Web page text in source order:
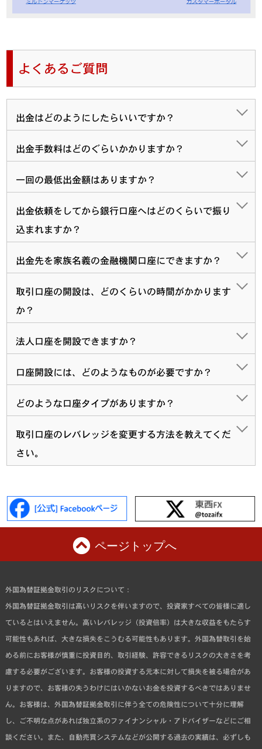
よくあるご質問
出金はどのようにしたらいいですか？
出金手数料はどのぐらいかかりますか？
一回の最低出金額はありますか？
出金依頼をしてから銀行口座へはどのくらいで振り
込まれますか？
出金先を家族名義の金融機関口座にできますか？
取引口座の開設は、どのくらいの時間がかかります
か？
法人口座を開設できますか？
口座開設には、どのようなものが必要ですか？
どのような口座タイプがありますか？
取引口座のレバレッジを変更する方法を教えてくだ
さい。
ページトップへ
外国為替証拠金取引のリスクについて：
外国為替証拠金取引は高いリスクを伴いますので、投資家すべての皆様に適し
ているとはいえません。高いレバレッジ（投資倍率）は大きな収益をもたらす
可能性もあれば、大きな損失をこうむる可能性もあります。外国為替取引を始
める前にお客様が慎重に投資目的、取引経験、許容できるリスクの大きさを考
慮する必要がございます。お客様の投資する元本に対して損失を被る場合があ
りますので、お客様の失うわけにはいかないお金を投資するべきではありませ
ん。お客様は、外国為替証拠金取引に伴う全ての危険性について十分に理解
し、ご不明な点があれば独立系のファイナンシャル・アドバイザーなどにご相
談ください。また、自動売買システムなどが公開する過去の実績は、必ずしも